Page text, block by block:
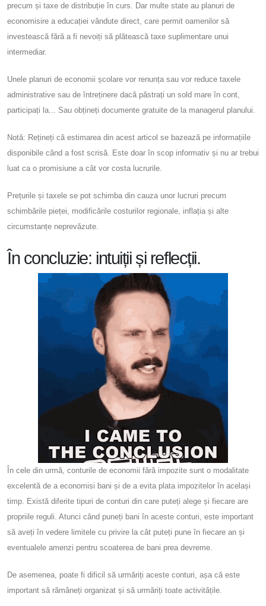
precum și taxe de distribuție în curs. Dar multe state au planuri de
economisire a educației vândute direct, care permit oamenilor să
investească fără a fi nevoiți să plătească taxe suplimentare unui
intermediar.
Unele planuri de economii școlare vor renunța sau vor reduce taxele
administrative sau de întreținere dacă păstrați un sold mare în cont,
participați la... Sau obțineți documente gratuite de la managerul planului.
Notă: Rețineți că estimarea din acest articol se bazează pe informațiile
disponibile când a fost scrisă. Este doar în scop informativ și nu ar trebui
luat ca o promisiune a cât vor costa lucrurile.
Prețurile și taxele se pot schimba din cauza unor lucruri precum
schimbările pieței, modificările costurilor regionale, inflația și alte
circumstanțe neprevăzute.
În concluzie: intuiții și reflecții.
În cele din urmă, conturile de economii fără impozite sunt o modalitate
excelentă de a economisi bani și de a evita plata impozitelor în același
timp. Există diferite tipuri de conturi din care puteți alege și fiecare are
propriile reguli. Atunci când puneți bani în aceste conturi, este important
să aveți în vedere limitele cu privire la cât puteți pune în fiecare an și
eventualele amenzi pentru scoaterea de bani prea devreme.
De asemenea, poate fi dificil să urmăriți aceste conturi, așa că este
important să rămâneți organizat și să urmăriți toate activitățile.